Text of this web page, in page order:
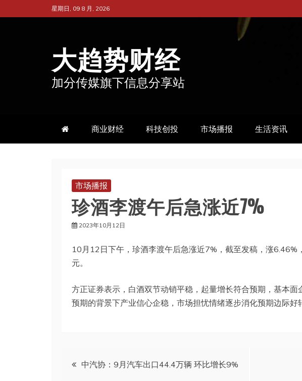
至
星期日, 09 8 月, 2026
大趋势财经
加分传媒旗下信息分享站
商业财经 科技创投 市场播报 生活资讯
市场播报
珍酒李渡午后急涨近7%
2023年10月12日
10月12日下午，珍酒李渡午后急涨近7%，截至发稿，涨
元。
方正证券表示，白酒双节动销平稳，起量增长符合预期，基本面
预期的背景下产业信心企稳，市场担忧情绪逐步消化预期边际好
文 中汽协：9月汽车出口44.4万辆 环比增长9%